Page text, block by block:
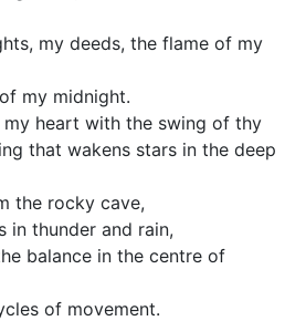
my deeds, the flame of my
my midnight.
my heart with the swing of thy
that wakens stars in the deep
the rocky cave,
in thunder and rain,
balance in the centre of
of movement.